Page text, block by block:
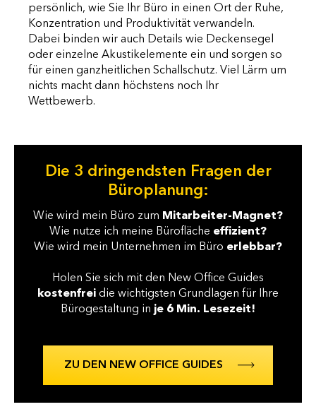
persönlich, wie Sie Ihr Büro in einen Ort der Ruhe,
Konzentration und Produktivität verwandeln.
Dabei binden wir auch Details wie Deckensegel
oder einzelne Akustikelemente ein und sorgen so
für einen ganzheitlichen Schallschutz. Viel Lärm um
nichts macht dann höchstens noch Ihr
Wettbewerb.
Die 3 dringendsten Fragen der
Büroplanung:
Wie wird mein Büro zum Mitarbeiter-Magnet?
Wie nutze ich meine Bürofläche effizient?
Wie wird mein Unternehmen im Büro erlebbar?
Holen Sie sich mit den New Office Guides
kostenfrei die wichtigsten Grundlagen für Ihre
Bürogestaltung in je 6 Min. Lesezeit!
ZU DEN NEW OFFICE GUIDES